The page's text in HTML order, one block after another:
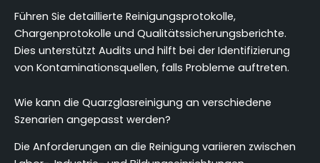
Führen Sie detaillierte Reinigungsprotokolle,
Chargenprotokolle und Qualitätssicherungsberichte.
Dies unterstützt Audits und hilft bei der Identifizierung
von Kontaminationsquellen, falls Probleme auftreten.
Wie kann die Quarzglasreinigung an verschiedene
Szenarien angepasst werden?
Die Anforderungen an die Reinigung variieren zwischen